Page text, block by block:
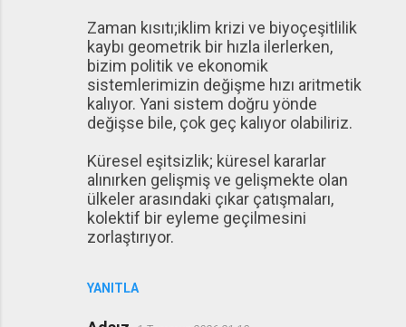
Zaman kısıtı;iklim krizi ve biyoçeşitlilik
kaybı geometrik bir hızla ilerlerken,
bizim politik ve ekonomik
sistemlerimizin değişme hızı aritmetik
kalıyor. Yani sistem doğru yönde
değişse bile, çok geç kalıyor olabiliriz.
Küresel eşitsizlik; küresel kararlar
alınırken gelişmiş ve gelişmekte olan
ülkeler arasındaki çıkar çatışmaları,
kolektif bir eyleme geçilmesini
zorlaştırıyor.
YANITLA